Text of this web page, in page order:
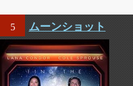
5 ムーンショット